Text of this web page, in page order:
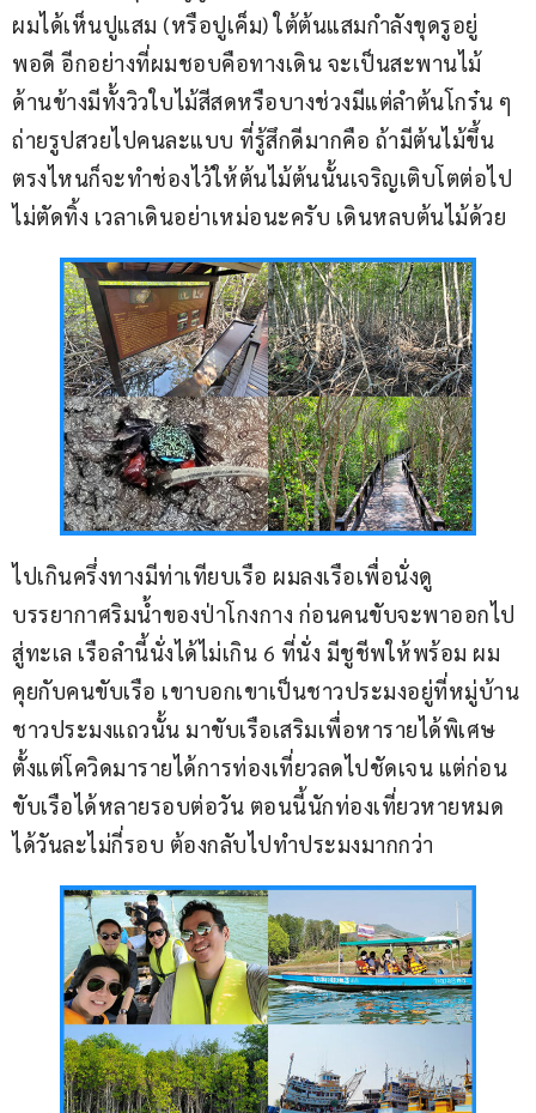
ผมได้เห็นปูแสม (หรือปูเค็ม) ใต้ต้นแสมกำลังขุดรูอยู่
พอดี อีกอย่างที่ผมชอบคือทางเดิน จะเป็นสะพานไม้
ด้านข้างมีทั้งวิวใบไม้สีสดหรือบางช่วงมีแต่ลำต้นโกร๋น ๆ
ถ่ายรูปสวยไปคนละแบบ ที่รู้สึกดีมากคือ ถ้ามีต้นไม้ขึ้น
ตรงไหนก็จะทำช่องไว้ให้ต้นไม้ต้นนั้นเจริญเติบโตต่อไป
ไม่ตัดทิ้ง เวลาเดินอย่าเหม่อนะครับ เดินหลบต้นไม้ด้วย
ไปเกินครึ่งทางมีท่าเทียบเรือ ผมลงเรือเพื่อนั่งดู
บรรยากาศริมน้ำของป่าโกงกาง ก่อนคนขับจะพาออกไป
สู่ทะเล เรือลำนี้นั่งได้ไม่เกิน 6 ที่นั่ง มีชูชีพให้พร้อม ผม
คุยกับคนขับเรือ เขาบอกเขาเป็นชาวประมงอยู่ที่หมู่บ้าน
ชาวประมงแถวนั้น มาขับเรือเสริมเพื่อหารายได้พิเศษ
ตั้งแต่โควิดมารายได้การท่องเที่ยวลดไปชัดเจน แต่ก่อน
ขับเรือได้หลายรอบต่อวัน ตอนนี้นักท่องเที่ยวหายหมด
ได้วันละไม่กี่รอบ ต้องกลับไปทำประมงมากกว่า